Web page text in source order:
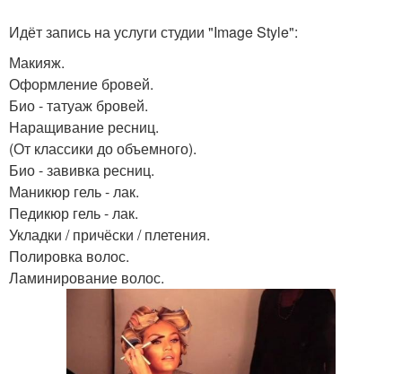
Идёт запись на услуги студии "Image Style":
Макияж.
Оформление бровей.
Био - татуаж бровей.
Наращивание ресниц.
(От классики до объемного).
Био - завивка ресниц.
Маникюр гель - лак.
Педикюр гель - лак.
Укладки / причёски / плетения.
Полировка волос.
Ламинирование волос.